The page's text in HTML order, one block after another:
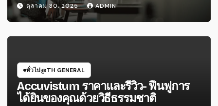
ตุลาคม 30, 2025 ADMIN
ทั่วไป@TH GENERAL
Accuvistum ราคาและรีวิว- ฟื้นฟูการ
ได้ยินของคุณด้วยวิธีธรรมชาติ